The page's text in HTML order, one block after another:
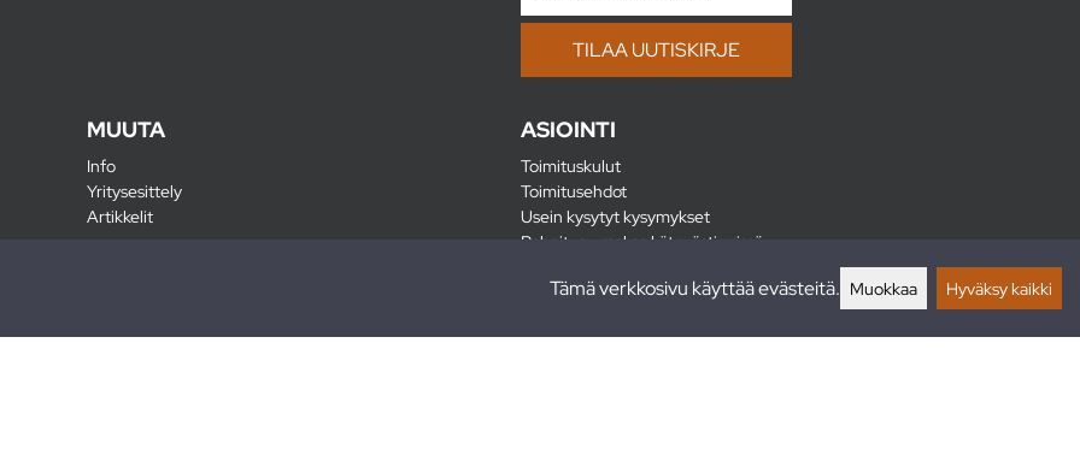
MUUTA
Info
Yritysesittely
Artikkelit
ASIOINTI
Toimituskulut
Toimitusehdot
Usein kysytyt kysymykset
Rahoitus - maksa kätevästi erissä
Tämä verkkosivu käyttää evästeitä. Muokkaa Hyväksy kaikki